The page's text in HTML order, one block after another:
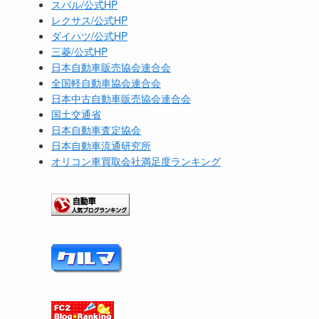
スバル/公式HP
レクサス/公式HP
ダイハツ/公式HP
三菱/公式HP
日本自動車販売協会連合会
全国軽自動車協会連合会
日本中古自動車販売協会連合会
国土交通省
日本自動車査定協会
日本自動車流通研究所
オリコン車買取会社満足度ランキング